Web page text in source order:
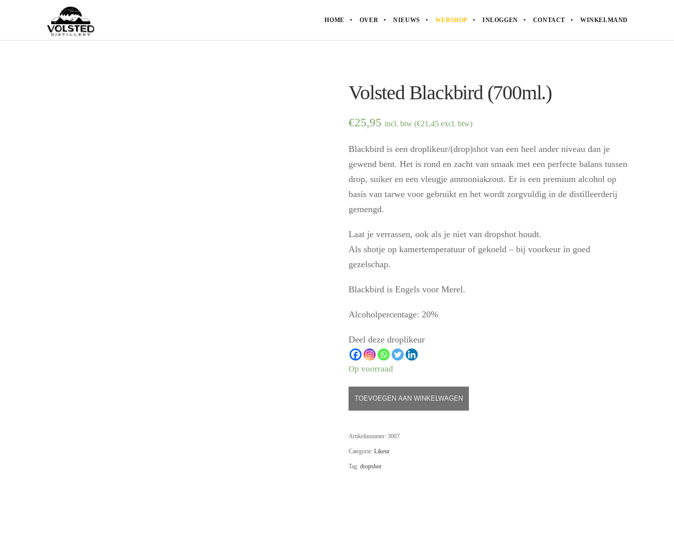
HOME OVER NIEUWS WEBSHOP INLOGGEN CONTACT WINKELMAND
Volsted Blackbird (700ml.)
€25,95 incl. btw (€21,45 excl. btw)
Blackbird is een droplikeur/(drop)shot van een heel ander niveau dan je
gewend bent. Het is rond en zacht van smaak met een perfecte balans tussen
drop, suiker en een vleugje ammoniakzout. Er is een premium alcohol op
basis van tarwe voor gebruikt en het wordt zorgvuldig in de distilleerderij
gemengd.
Laat je verrassen, ook als je niet van dropshot houdt.
Als shotje op kamertemperatuur of gekoeld – bij voorkeur in goed
gezelschap.
Blackbird is Engels voor Merel.
Alcoholpercentage: 20%
Deel deze droplikeur
Op voorraad
TOEVOEGEN AAN WINKELWAGEN
Artikelnummer:3007
Categorie:Likeur
Tag:dropshot